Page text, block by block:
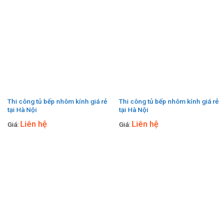
Thi công tủ bếp nhôm kính giá rẻ
tại Hà Nội
Giá: Liên hệ
Thi công tủ bếp nhôm kính giá rẻ
tại Hà Nội
Giá: Liên hệ